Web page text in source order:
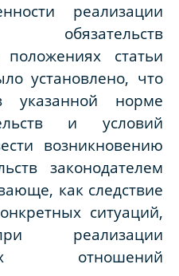
реализации
статьи
установлено, что
указанной норме
и условий
возникновению
законодателем
как следствие
ситуаций,
реализации
отношений